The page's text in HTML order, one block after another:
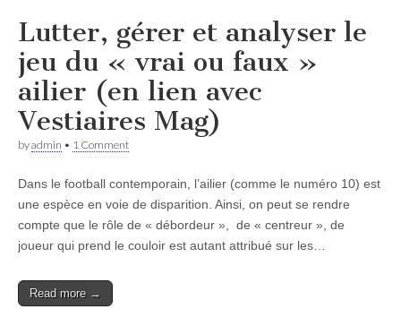
Lutter, gérer et analyser le
jeu du « vrai ou faux »
ailier (en lien avec
Vestiaires Mag)
byadmin • 1 Comment
Dans le football contemporain, l’ailier (comme le numéro 10) est
une espèce en voie de disparition. Ainsi, on peut se rendre
compte que le rôle de « débordeur », de « centreur », de
joueur qui prend le couloir est autant attribué sur les…
Read more →